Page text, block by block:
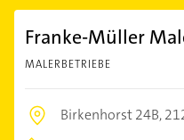
Franke-Müller
MALERBETRIEBE
Birkenhorst 24B,